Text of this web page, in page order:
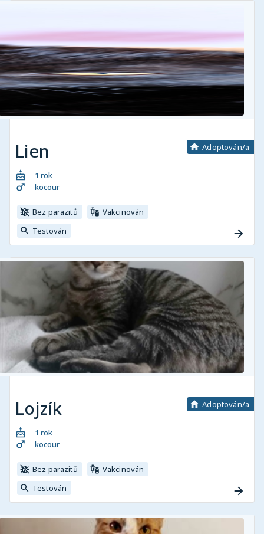
Adoptován/a
Lien
1 rok
kocour
Bez parazitů
Vakcinován
Testován
Adoptován/a
Lojzík
1 rok
kocour
Bez parazitů
Vakcinován
Testován